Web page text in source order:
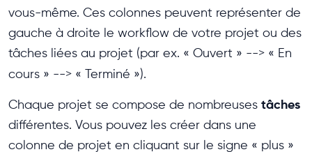
vous-même. Ces colonnes peuvent représenter de
gauche à droite le workflow de votre projet ou des
tâches liées au projet (par ex. « Ouvert » --> « En
cours » --> « Terminé »).
Chaque projet se compose de nombreuses tâches
différentes. Vous pouvez les créer dans une
colonne de projet en cliquant sur le signe « plus »